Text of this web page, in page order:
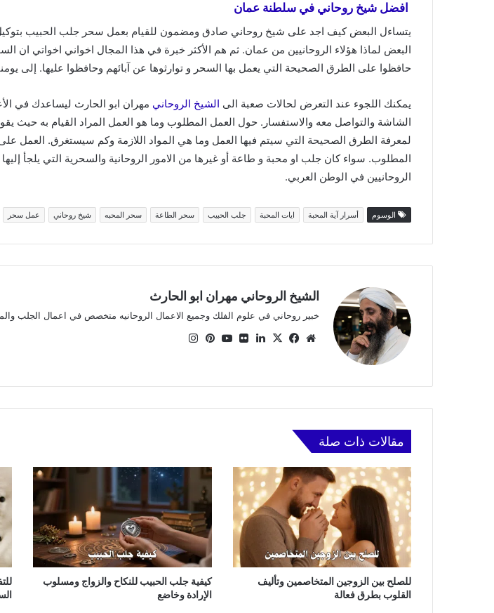
افضل شيخ روحاني في سلطنة عمان
يتساءل البعض كيف اجد على شيخ روحاني صادق ومضمون للقيام بعمل سحر جلب الحبيب
البعض لماذا هؤلاء الروحانيين من عمان. ثم هم الأكثر خبرة في هذا المجال اخواني اخواتي
حافظوا على الطرق الصحيحة التي يعمل بها السحر و توارثوها عن آبائهم وحافظوا عليها. إلى
يمكنك اللجوء عند التعرض لحالات صعبة الى الشيخ الروحاني مهران ابو الحارث ليساعدك في
الشاشة والتواصل معه والاستفسار. حول العمل المطلوب وما هو العمل المراد القيام به حيث
لمعرفة الطرق الصحيحة التي سيتم فيها العمل وما هي المواد اللازمة وكم سيستغرق. العمل
المطلوب. سواء كان جلب او محبة و طاعة أو غيرها من الامور الروحانية والسحرية التي يلجأ
الروحانيين في الوطن العربي.
الوسوم أسرار آية المحبة ايات المحبة جلب الحبيب سحر الطاعة سحر المحبه شيخ روحاني عمل سحر
الشيخ الروحاني مهران ابو الحارث
خبير روحاني في علوم الفلك وجميع الاعمال الروحانيه متخصص في اعمال الجلب
موقعفيسبوك
X لينكدإن
صور يوتيوببينتيريست
مقالات ذات صلة
للصلح بين الزوجين المتخاصمين وتأليف
القلوب بطرق فعالة
كيفية جلب الحبيب للنكاح والزواج ومسلوب
الإرادة وخاضع